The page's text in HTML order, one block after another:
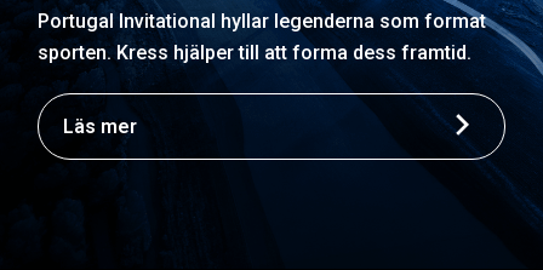
Portugal Invitational hyllar legenderna som format
sporten. Kress hjälper till att forma dess framtid.
Läs mer